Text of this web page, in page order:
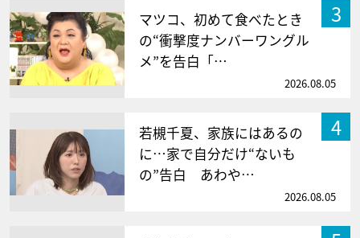
3
マツコ、初めて食べたとき
の“衝撃度ナンバーワングル
メ”を告白「…
2026.08.05
4
若槻千夏、家族にはあるの
に…家で自分だけ“ないも
の”告白 あわや…
2026.08.05